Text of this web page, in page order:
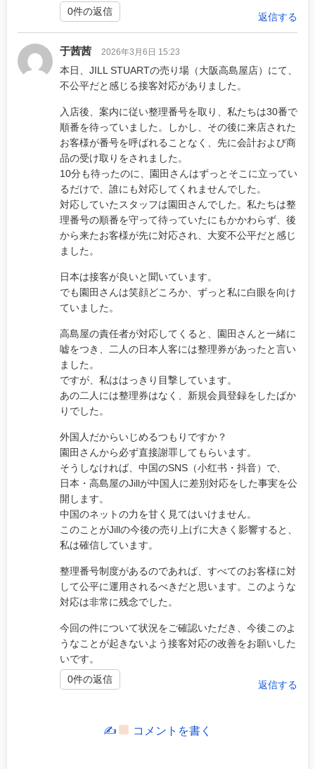
返信する
0件の返信
于茜茜 2026年3月6日 15:23
本日、JILL STUARTの売り場（大阪高島屋店）にて、
不公平だと感じる接客対応がありました。
入店後、案内に従い整理番号を取り、私たちは30番で
順番を待っていました。しかし、その後に来店された
お客様が番号を呼ばれることなく、先に会計および商
品の受け取りをされました。
10分も待ったのに、園田さんはずっとそこに立ってい
るだけで、誰にも対応してくれませんでした。
対応していたスタッフは園田さんでした。私たちは整
理番号の順番を守って待っていたにもかかわらず、後
から来たお客様が先に対応され、大変不公平だと感じ
ました。
日本は接客が良いと聞いています。
でも園田さんは笑顔どころか、ずっと私に白眼を向け
ていました。
高島屋の責任者が対応してくると、園田さんと一緒に
嘘をつき、二人の日本人客には整理券があったと言い
ました。
ですが、私ははっきり目撃しています。
あの二人には整理券はなく、新規会員登録をしたばか
りでした。
外国人だからいじめるつもりですか？
園田さんから必ず直接謝罪してもらいます。
そうしなければ、中国のSNS（小红书・抖音）で、
日本・高島屋のJillが中国人に差別対応をした事実を公
開します。
中国のネットの力を甘く見てはいけません。
このことがJillの今後の売り上げに大きく影響すると、
私は確信しています。
整理番号制度があるのであれば、すべてのお客様に対
して公平に運用されるべきだと思います。このような
対応は非常に残念でした。
今回の件について状況をご確認いただき、今後このよ
うなことが起きないよう接客対応の改善をお願いした
いです。
返信する
0件の返信
✍ コメントを書く